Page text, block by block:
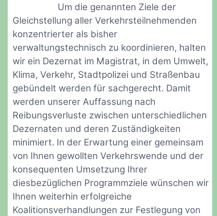
Um die genannten Ziele der
Gleichstellung aller Verkehrsteilnehmenden
konzentrierter als bisher
verwaltungstechnisch zu koordinieren, halten
wir ein Dezernat im Magistrat, in dem Umwelt,
Klima, Verkehr, Stadtpolizei und Straßenbau
gebündelt werden für sachgerecht. Damit
werden unserer Auffassung nach
Reibungsverluste zwischen unterschiedlichen
Dezernaten und deren Zuständigkeiten
minimiert. In der Erwartung einer gemeinsam
von Ihnen gewollten Verkehrswende und der
konsequenten Umsetzung Ihrer
diesbezüglichen Programmziele wünschen wir
Ihnen weiterhin erfolgreiche
Koalitionsverhandlungen zur Festlegung von